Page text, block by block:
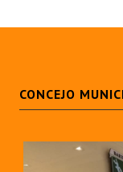
CONCEJO